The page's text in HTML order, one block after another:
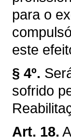
para o
este
§ 4º.
sofrido
Art. 18.